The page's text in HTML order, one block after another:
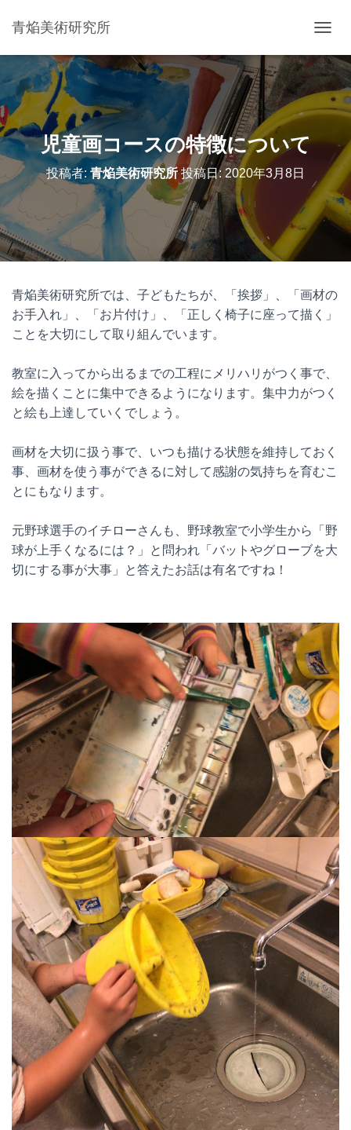
青焔美術研究所
ビ
ゲ
ー
シ
ョ
り
え
児童画コースの特徴について
投稿者: 青焔美術研究所投稿日:2020年3月8日
青焔美術研究所では、子どもたちが、「挨拶」、「画材の
お手入れ」、「お片付け」、「正しく椅子に座って描く」
ことを大切にして取り組んでいます。
教室に入ってから出るまでの工程にメリハリがつく事で、
絵を描くことに集中できるようになります。集中力がつく
と絵も上達していくでしょう。
画材を大切に扱う事で、いつも描ける状態を維持しておく
事、画材を使う事ができるに対して感謝の気持ちを育むこ
とにもなります。
元野球選手のイチローさんも、野球教室で小学生から「野
球が上手くなるには？」と問われ「バットやグローブを大
切にする事が大事」と答えたお話は有名ですね！